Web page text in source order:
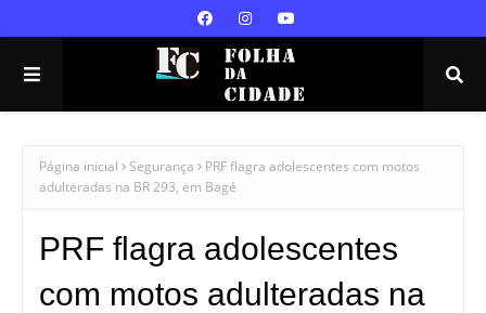
Página inicial Segurança
PRF flagra adolescentes com motos
adulteradas na BR 293, em Bagé
PRF flagra adolescentes
com motos adulteradas na